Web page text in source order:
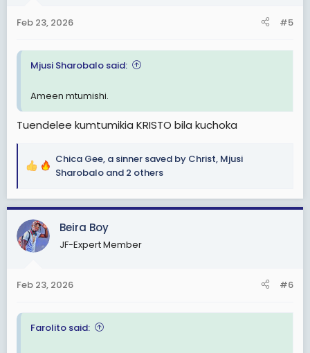
s
Feb 23, 2026 #5
Mjusi Sharobalo said:
Ameen mtumishi.
Tuendelee kumtumikia KRISTO bila kuchoka
R
a
c
i
o
s
Chica Gee, a sinner saved by Christ, Mjusi
Sharobalo and 2 others
Beira Boy
JF-Expert Member
Feb 23, 2026 #6
Farolito said: